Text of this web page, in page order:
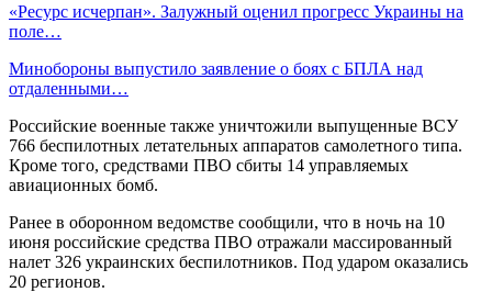
«Ресурс исчерпан». Залужный оценил прогресс Украины на
поле…
Минобороны выпустило заявление о боях с БПЛА над
отдаленными…
Российские военные также уничтожили выпущенные ВСУ
766 беспилотных летательных аппаратов самолетного типа.
Кроме того, средствами ПВО сбиты 14 управляемых
авиационных бомб.
Ранее в оборонном ведомстве сообщили, что в ночь на 10
июня российские средства ПВО отражали массированный
налет 326 украинских беспилотников. Под ударом оказались
20 регионов.